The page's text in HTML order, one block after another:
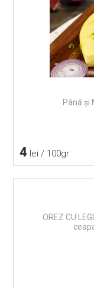
Până și
4 lei / 100gr
OREZ CU